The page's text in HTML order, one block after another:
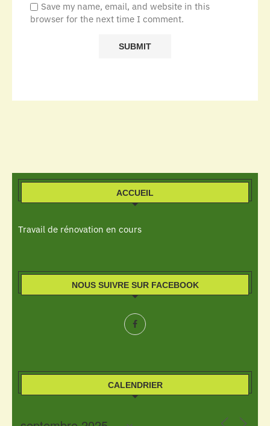
Save my name, email, and website in this
browser for the next time I comment.
ACCUEIL
Travail de rénovation en cours
NOUS SUIVRE SUR FACEBOOK
CALENDRIER